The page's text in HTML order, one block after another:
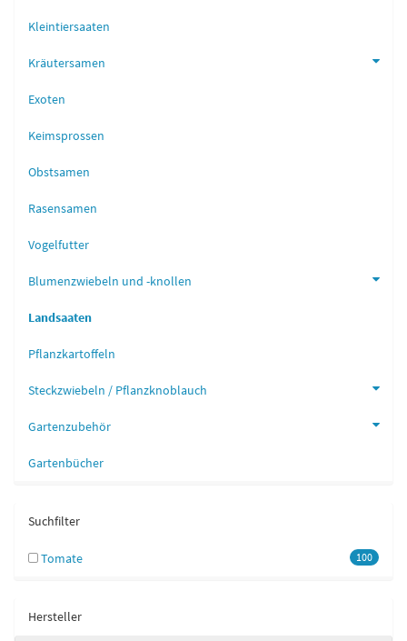
Kleintiersaaten
Kräutersamen
Exoten
Keimsprossen
Obstsamen
Rasensamen
Vogelfutter
Blumenzwiebeln und -knollen
Landsaaten
Pflanzkartoffeln
Steckzwiebeln / Pflanzknoblauch
Gartenzubehör
Gartenbücher
Suchfilter
100
Tomate
Hersteller